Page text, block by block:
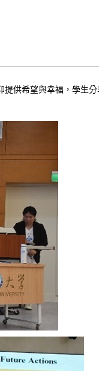
供希望與幸福，學生